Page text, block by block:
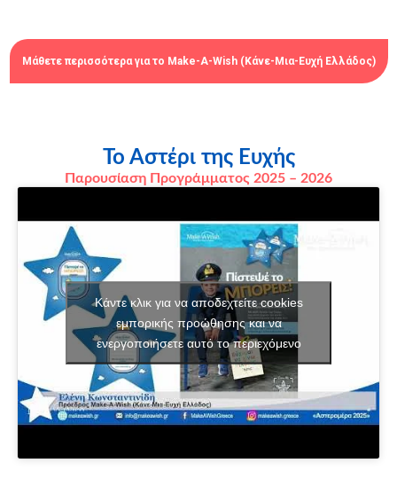
Μάθετε περισσότερα για το Make-A-Wish (Κάνε-Μια-Ευχή Ελλάδος)
Το Αστέρι της Ευχής
Παρουσίαση Προγράμματος 2025 – 2026
Κάντε κλικ για να αποδεχτείτε cookies
εμπορικής προώθησης και να
ενεργοποιήσετε αυτό το περιεχόμενο